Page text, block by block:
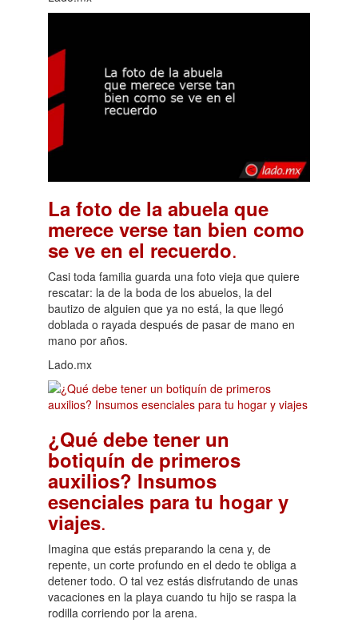
La foto de la abuela que
merece verse tan bien como
se ve en el recuerdo.
Casi toda familia guarda una foto vieja que quiere
rescatar: la de la boda de los abuelos, la del
bautizo de alguien que ya no está, la que llegó
doblada o rayada después de pasar de mano en
mano por años.
Lado.mx
¿Qué debe tener un
botiquín de primeros
auxilios? Insumos
esenciales para tu hogar y
viajes.
Imagina que estás preparando la cena y, de
repente, un corte profundo en el dedo te obliga a
detener todo. O tal vez estás disfrutando de unas
vacaciones en la playa cuando tu hijo se raspa la
rodilla corriendo por la arena.